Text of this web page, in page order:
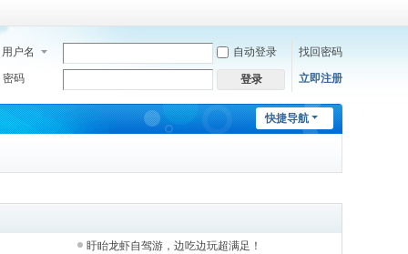
用户名 自动登录 找回密码
密码 登录 立即注册
快捷导航
盱眙龙虾自驾游，边吃边玩超满足！